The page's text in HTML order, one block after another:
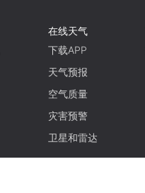
在线天气
下载APP
天气预报
空气质量
灾害预警
卫星和雷达